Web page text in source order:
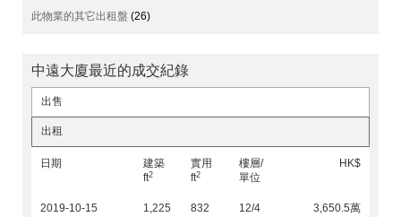
此物業的其它出租盤 (26)
中遠大廈最近的成交紀錄
出售
出租
日期
建築
ft2
實用
ft2
樓層/
單位
HK$
2019-10-15 1,225 832 12/4
3,650.5萬